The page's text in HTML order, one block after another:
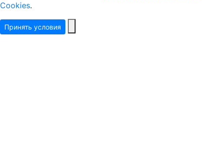
Cookies.
Принять условия